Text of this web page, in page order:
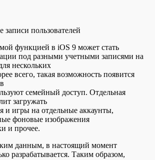
пользователей
функцией в iOS 9 может стать
под разными учетными записями на
нескольких
всего, такая возможность появится
семейный доступ. Отдельная
загружать
и игры на отдельные аккаунты,
фоновые изображения
и прочее.
данным, в настоящий момент
разрабатывается. Таким образом,